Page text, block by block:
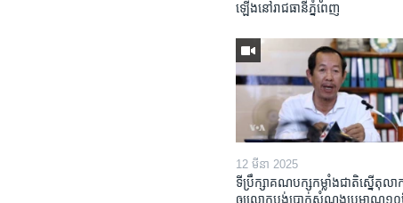
ឡើង​នៅ​រាជធានី​ភ្នំពេញ
12 មីនា 2025
ទីប្រឹក្សា​គណបក្ស​កម្លាំង​ជាតិ​ស្នើ​តុលាក
ឲ្យ​លោក​បង់ប្រាក់​សំណង​ប្រមាណ​១